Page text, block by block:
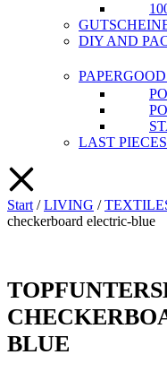
DIY AND
LAST
Start /LIVING /
checkerboard electric-blue
BLUE